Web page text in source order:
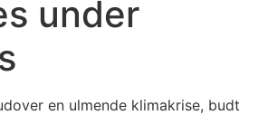
under
en ulmende klimakrise, budt